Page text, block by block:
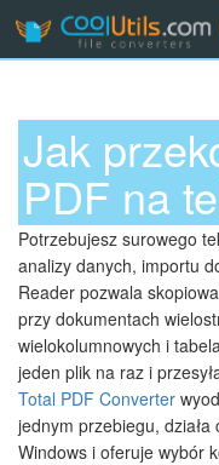
Jak
PDF na
Potrzebujesz surowego
analizy danych, importu
Reader pozwala
przy dokumentach
wielokolumnowych i
jeden plik na raz i
Total PDF Converter
jednym przebiegu, działa
Windows i oferuje wybór